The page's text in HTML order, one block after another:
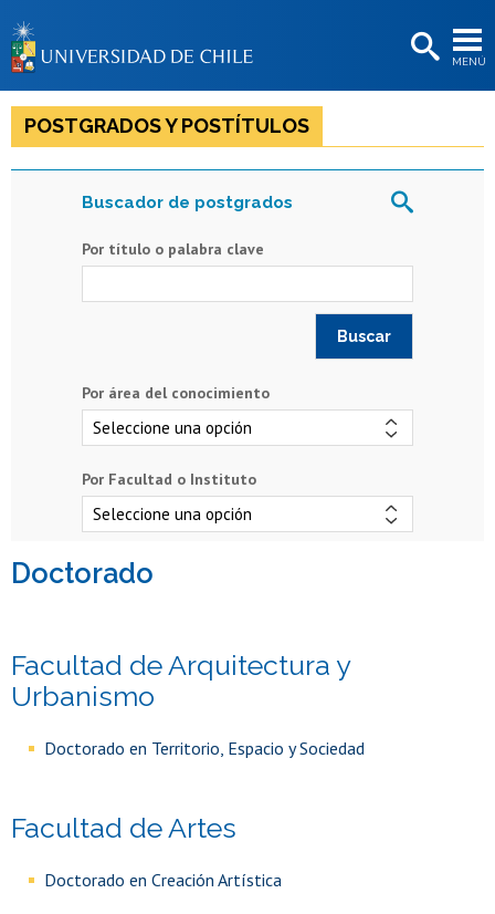
MENÚ
BIBLIOTECAS
LA UNIVERSIDAD
Estudiantes
Académicas/os
POSTGRADOS Y POSTÍTULOS
Buscador de postgrados
Por título o palabra clave
Por área del conocimiento
Por Facultad o Instituto
doctorado
Facultad de Arquitectura y
Urbanismo
Doctorado en Territorio, Espacio y Sociedad
Facultad de Artes
Doctorado en Creación Artística